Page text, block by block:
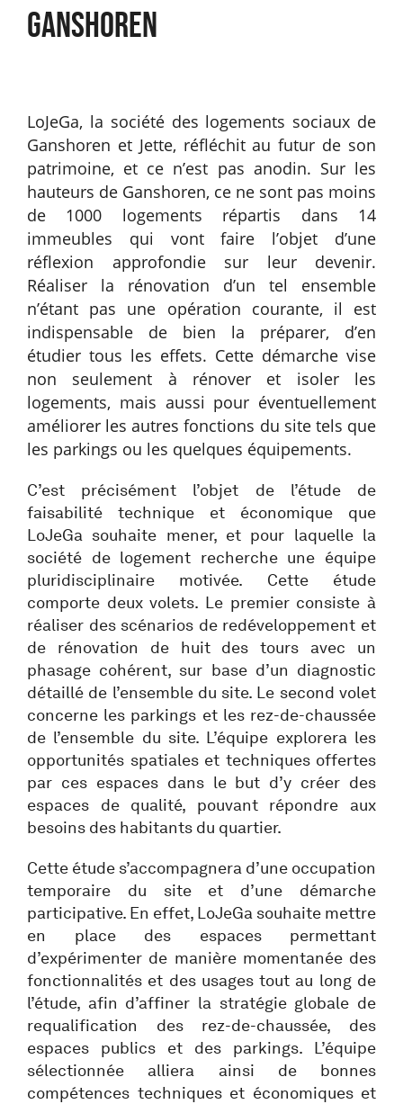
GANSHOREN
LoJeGa, la société des logements sociaux de
Ganshoren et Jette, réfléchit au futur de son
patrimoine, et ce n’est pas anodin. Sur les
hauteurs de Ganshoren, ce ne sont pas moins
de 1000 logements répartis dans 14
immeubles qui vont faire l’objet d’une
réflexion approfondie sur leur devenir.
Réaliser la rénovation d’un tel ensemble
n’étant pas une opération courante, il est
indispensable de bien la préparer, d’en
étudier tous les effets. Cette démarche vise
non seulement à rénover et isoler les
logements, mais aussi pour éventuellement
améliorer les autres fonctions du site tels que
les parkings ou les quelques équipements.
C’est précisément l’objet de l’étude de
faisabilité technique et économique que
LoJeGa souhaite mener, et pour laquelle la
société de logement recherche une équipe
pluridisciplinaire motivée. Cette étude
comporte deux volets. Le premier consiste à
réaliser des scénarios de redéveloppement et
de rénovation de huit des tours avec un
phasage cohérent, sur base d’un diagnostic
détaillé de l’ensemble du site. Le second volet
concerne les parkings et les rez-de-chaussée
de l’ensemble du site. L’équipe explorera les
opportunités spatiales et techniques offertes
par ces espaces dans le but d’y créer des
espaces de qualité, pouvant répondre aux
besoins des habitants du quartier.
Cette étude s’accompagnera d’une occupation
temporaire du site et d’une démarche
participative. En effet, LoJeGa souhaite mettre
en place des espaces permettant
d’expérimenter de manière momentanée des
fonctionnalités et des usages tout au long de
l’étude, afin d’affiner la stratégie globale de
requalification des rez-de-chaussée, des
espaces publics et des parkings. L’équipe
sélectionnée alliera ainsi de bonnes
compétences techniques et économiques et